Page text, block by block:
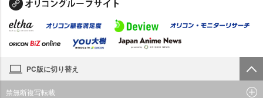
PC版に切り替え
禁無断複写転載